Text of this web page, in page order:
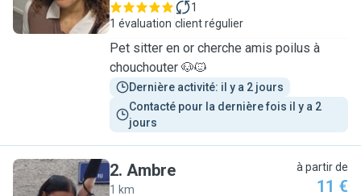
1 évaluation
1
client régulier
Pet sitter en or cherche amis poilus à
chouchouter 🐶🐱
Dernière activité: il y a 2 jours
Contacté pour la dernière fois il y a 2
jours
2. Ambre
1 km
à partir de
11 €